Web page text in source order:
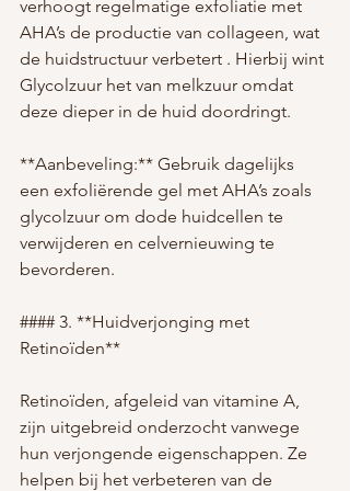
verhoogt regelmatige exfoliatie met
AHA’s de productie van collageen, wat
de huidstructuur verbetert . Hierbij wint
Glycolzuur het van melkzuur omdat
deze dieper in de huid doordringt.
**Aanbeveling:** Gebruik dagelijks
een exfoliërende gel met AHA’s zoals
glycolzuur om dode huidcellen te
verwijderen en celvernieuwing te
bevorderen.
#### 3. **Huidverjonging met
Retinoïden**
Retinoïden, afgeleid van vitamine A,
zijn uitgebreid onderzocht vanwege
hun verjongende eigenschappen. Ze
helpen bij het verbeteren van de